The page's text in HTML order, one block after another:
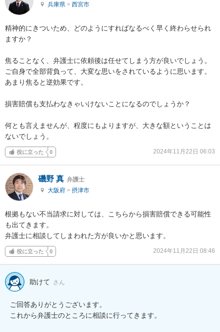
兵庫県 > 西宮市
精神的にきついため、どのようにすればなるべく早く終わらせられ
ますか？
焦ることなく、弁護士に依頼後は任せてしまう方が良いでしょう。
ご自身で全部背負って、大変な思いをされているように思います。
あまり焦ると逆効果です。
損害賠償も支払わなきゃいけないことになるのでしょうか？
何とも言えませんが、程度にもよりますが、大きな額ということは
ないでしょう。
役に立った 0 2024年11月22日 06:03
磯野 真 弁護士
大阪府 > 摂津市
根拠もない不当請求に対しては、こちらから損害賠償できる可能性
も出てきます。
弁護士に相談してしまわれた方が良いかと思います。
役に立った 0 2024年11月22日 08:46
助けて さん
ご回答ありがとうございます。
これから弁護士のところに相談に行ってきます。